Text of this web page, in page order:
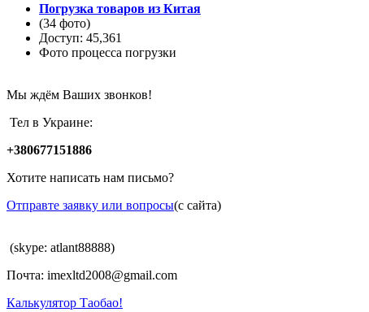
Погрузка товаров из Китая
(34 фото)
Доступ: 45,361
Фото процесса погрузки
Мы ждём Ваших звонков!
Тел в Украине:
+380677151886
Хотите написать нам письмо?
Отправте заявку или вопросы(с сайта)
(skype: atlant88888)
Почта: imexltd2008@gmail.com
Калькулятор Таобао!